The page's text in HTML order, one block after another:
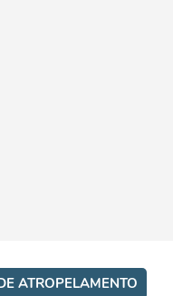
ATROPELAMENTO